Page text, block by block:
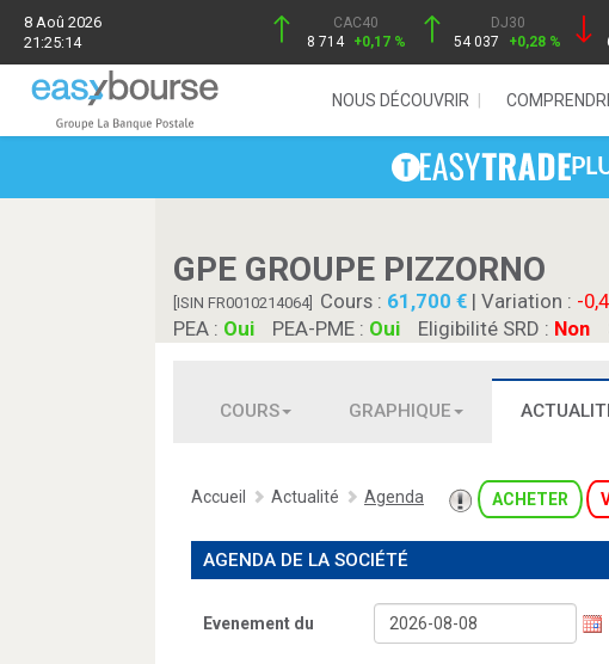
8 Aoû 2026
21:25:14
CAC40
8 714 +0,17 %
DJ30
54 037
+0,28 %
NOUS DÉCOUVRIR
GPE GROUPE PIZZORNO
[ISIN FR0010214064] Cours : 61,700 | Variation : -
PEA : Oui PEA-PME : Oui Eligibilité SRD : Non
COURS GRAPHIQUE
Accueil Actualité Agenda ACHETER
AGENDA DE LA SOCIÉTÉ
Evenement du